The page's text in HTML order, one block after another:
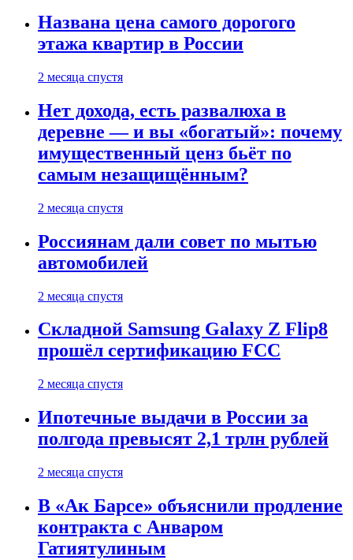
Названа цена самого дорогого
этажа квартир в России
2 месяца спустя
Нет дохода, есть развалюха в
деревне — и вы «богатый»: почему
имущественный ценз бьёт по
самым незащищённым?
2 месяца спустя
Россиянам дали совет по мытью
автомобилей
2 месяца спустя
Складной Samsung Galaxy Z Flip8
прошёл сертификацию FCC
2 месяца спустя
Ипотечные выдачи в России за
полгода превысят 2,1 трлн рублей
2 месяца спустя
В «Ак Барсе» объяснили продление
контракта с Анваром
Гатиятулиным